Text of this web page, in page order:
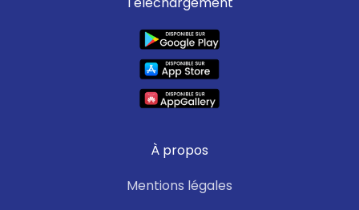
À propos
Mentions légales